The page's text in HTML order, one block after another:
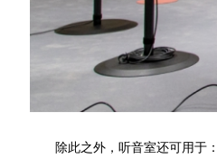
除此之外，听音室还可用于：